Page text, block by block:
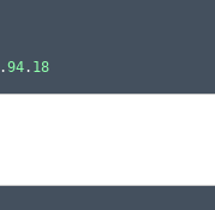
.94. 18